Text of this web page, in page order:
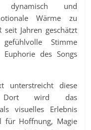
dynamisch und
Wärme zu
seit Jahren geschätzt
Stimme
des Songs
unterstreicht diese
Dort wird das
visuelles Erlebnis
für Hoffnung, Magie